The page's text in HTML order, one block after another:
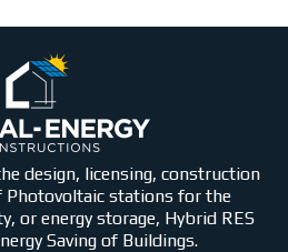
design, licensing, construction
Photovoltaic stations for the
or energy storage, Hybrid RES
Saving of Buildings.